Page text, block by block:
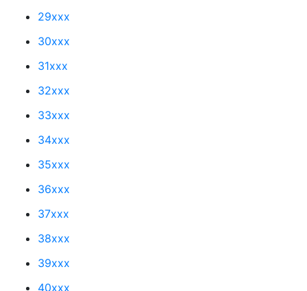
29xxx
30xxx
31xxx
32xxx
33xxx
34xxx
35xxx
36xxx
37xxx
38xxx
39xxx
40xxx